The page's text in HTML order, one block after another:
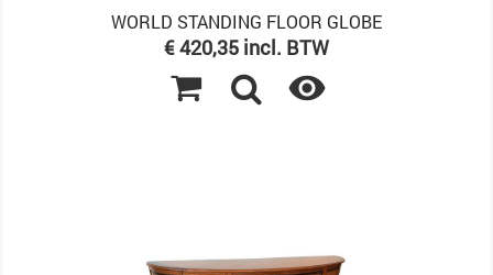
WORLD STANDING FLOOR GLOBE
Prijs
€ 420,35 incl. BTW
